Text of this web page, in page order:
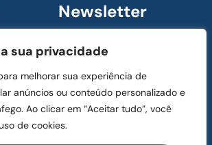
sua privacidade
melhorar sua experiência de
anúncios ou conteúdo personalizado e
Ao clicar em “Aceitar tudo”, você
de cookies.
Praga
Newsletter
Assine para receber
novidades